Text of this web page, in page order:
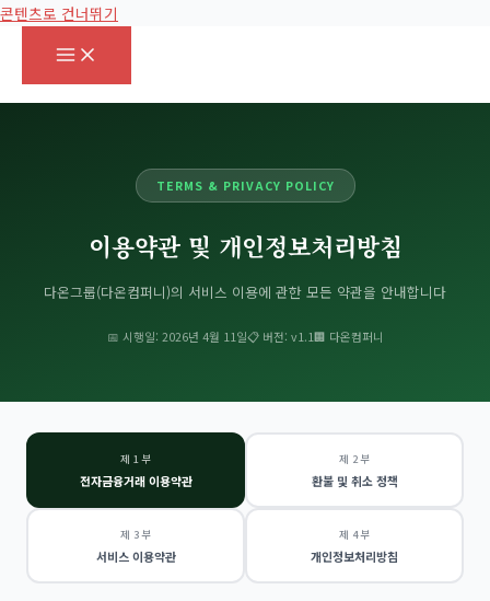
콘텐츠로 건너뛰기
TERMS & PRIVACY POLICY
이용약관 및 개인정보처리방침
다온그룹(다온컴퍼니)의 서비스 이용에 관한 모든 약관을 안내합니다
📅 시행일: 2026년 4월 11일📋 버전: v1.1🏢 다온컴퍼니
제 1 부
전자금융거래 이용약관
제 2 부
환불 및 취소 정책
제 3 부
서비스 이용약관
제 4 부
개인정보처리방침